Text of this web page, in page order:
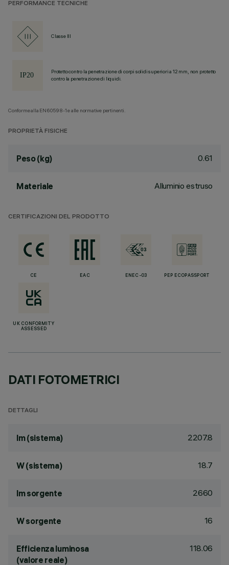
PERFORMANCE TECNICHE
Classe III
Protetto contro la penetrazione di corpi solidi superiori a 12 mm, non protetto
contro la penetrazione di liquidi.
Conforme alla EN60598-1 e alle normative pertinenti.
PROPRIETÀ FISICHE
Peso (kg) 0.61
Materiale Alluminio estruso
CERTIFICAZIONI DEL PRODOTTO
CE EAC ENEC-03 PEP ECOPASSPORT
UK CONFORMITY
ASSESSED
DATI FOTOMETRICI
DETTAGLI
lm (sistema) 2207.8
W (sistema) 18.7
lm sorgente 2660
W sorgente 16
Efficienza luminosa
(valore reale)
118.06